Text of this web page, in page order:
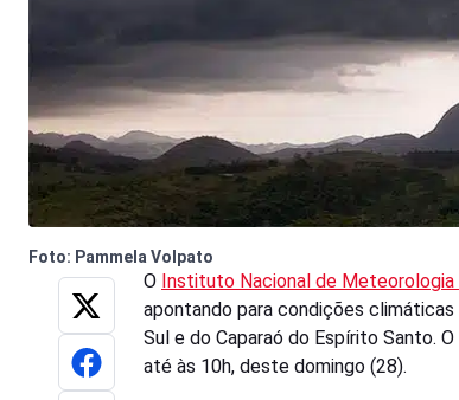
Foto: Pammela Volpato
O Instituto Nacional de
apontando para condições
Sul e do Caparaó do Espírito Santo.
até às 10h, deste domingo (28).